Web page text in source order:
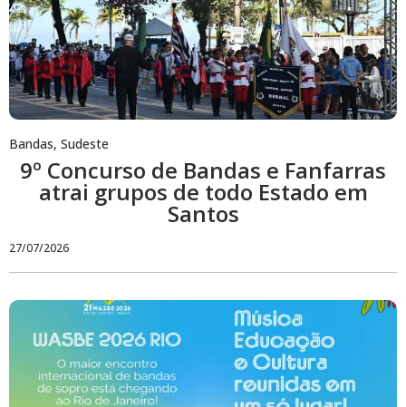
Bandas, Sudeste
9º Concurso de Bandas e Fanfarras
atrai grupos de todo Estado em
Santos
27/07/2026